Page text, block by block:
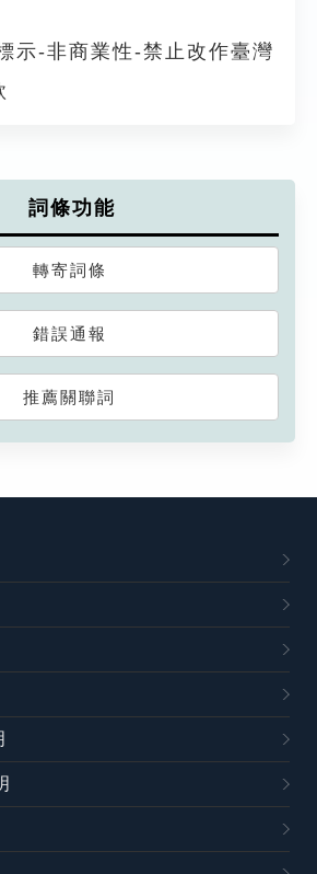
示-非商業性-禁止改作臺灣
詞條功能
轉寄詞條
錯誤通報
推薦關聯詞